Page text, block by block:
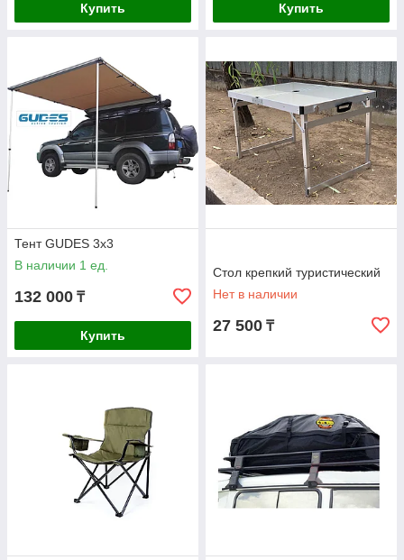
Купить Купить
Тент GUDES 3x3
В наличии 1 ед.
132 000 ₸
Купить
Стол крепкий туристический
Нет в наличии
27 500 ₸